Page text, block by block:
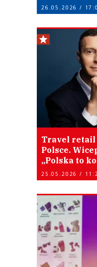
26.05.2026 /
Travel retail
Polsce.
„Polska to
25.05.2026 /